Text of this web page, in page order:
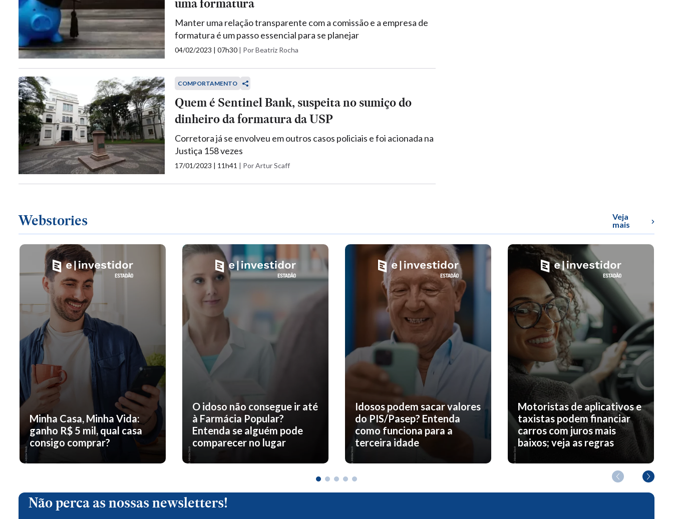
Manter uma relação transparente com a comissão e a empresa de
formatura é um passo essencial para se planejar
04/02/2023 | 07h30 | Por Beatriz Rocha
COMPORTAMENTO
Quem é Sentinel Bank, suspeita no sumiço do
dinheiro da formatura da USP
Corretora já se envolveu em outros casos policiais e foi acionada na
Justiça 158 vezes
17/01/2023 | 11h41 | Por Artur Scaff
Webstories
Veja
mais
Minha Casa, Minha Vida:
ganho R$ 5 mil, qual casa
consigo comprar?
O idoso não consegue ir até
à Farmácia Popular?
Entenda se alguém pode
comparecer no lugar
Idosos podem sacar valores
do PIS/Pasep? Entenda
como funciona para a
terceira idade
Motoristas de aplicativos e
taxistas podem financiar
carros com juros mais
baixos; veja as regras
Não perca as nossas newsletters!